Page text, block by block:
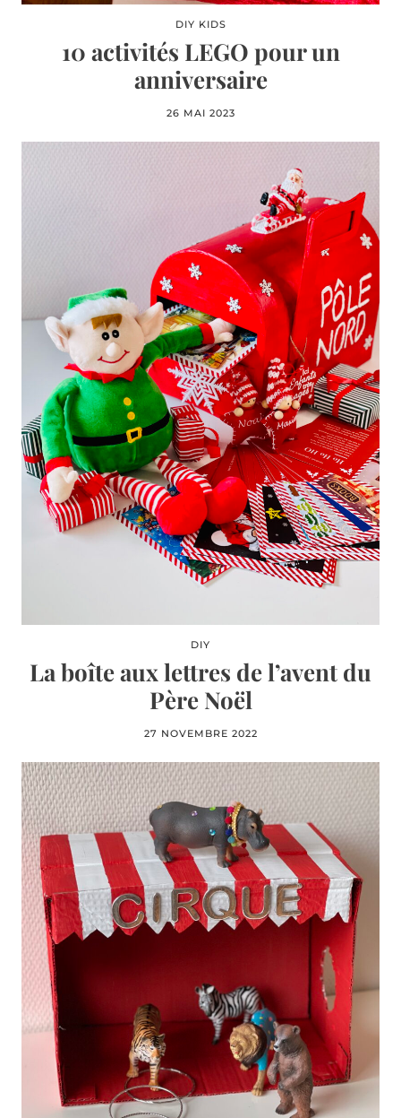
DIY KIDS
10 activités LEGO pour un
anniversaire
26 MAI 2023
DIY
La boîte aux lettres de l’avent du
Père Noël
27 NOVEMBRE 2022